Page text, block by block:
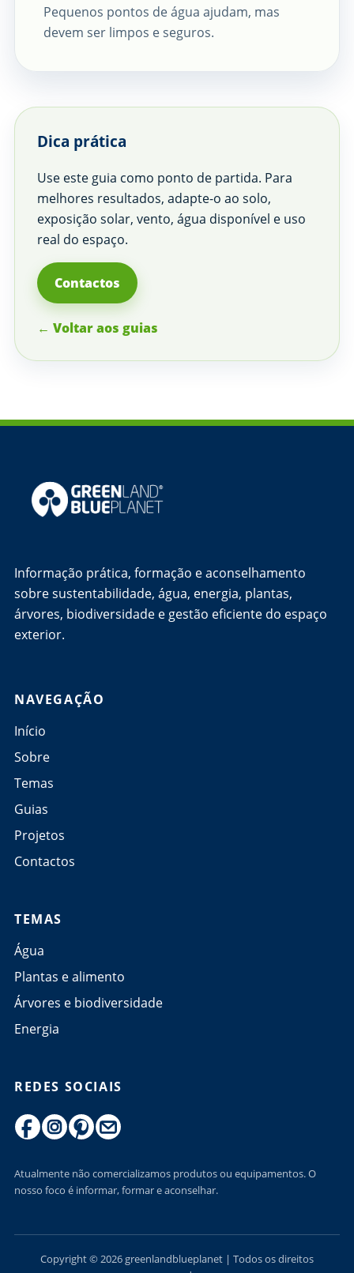
Pequenos pontos de água ajudam, mas
devem ser limpos e seguros.
Dica prática
Use este guia como ponto de partida. Para
melhores resultados, adapte-o ao solo,
exposição solar, vento, água disponível e uso
real do espaço.
Contactos
← Voltar aos guias
Informação prática, formação e aconselhamento
sobre sustentabilidade, água, energia, plantas,
árvores, biodiversidade e gestão eficiente do espaço
exterior.
NAVEGAÇÃO
Início
Sobre
Temas
Guias
Projetos
Contactos
TEMAS
Água
Plantas e alimento
Árvores e biodiversidade
Energia
REDES SOCIAIS
Atualmente não comercializamos produtos ou equipamentos. O
nosso foco é informar, formar e aconselhar.
Copyright © 2026 greenlandblueplanet | Todos os direitos